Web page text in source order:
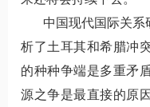
中国现代国际关系
析了土耳其和希腊冲
的种种争端是多重矛
源之争是最直接的原